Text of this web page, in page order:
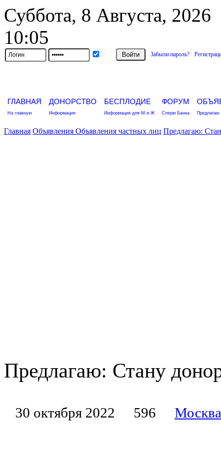
Суббота, 8 Августа, 2026
10:05
Забыли пароль?
ГЛАВНАЯ
На главную
ДОНОРСТВО
Информация
БЕСПЛОДИЕ
Информация для М и Ж
ФОРУМ
Сперм Банка Предлагаю
Главная Объявления Объявления частных лиц Предлагаю:
Предлагаю: Стану
30 октября 2022 596 Москва